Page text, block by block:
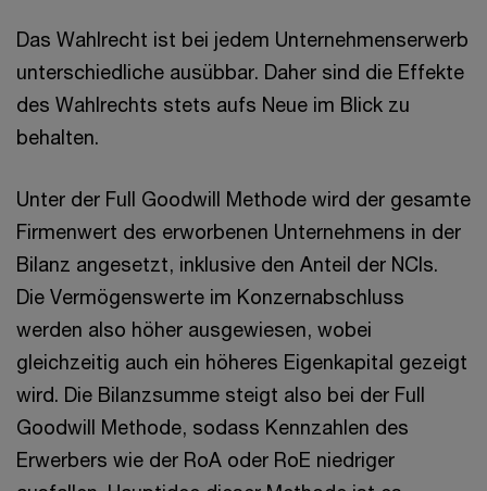
Das Wahlrecht ist bei jedem Unternehmenserwerb
unterschiedliche ausübbar. Daher sind die Effekte
des Wahlrechts stets aufs Neue im Blick zu
behalten.
Unter der Full Goodwill Methode wird der gesamte
Firmenwert des erworbenen Unternehmens in der
Bilanz angesetzt, inklusive den Anteil der NCIs.
Die Vermögenswerte im Konzernabschluss
werden also höher ausgewiesen, wobei
gleichzeitig auch ein höheres Eigenkapital gezeigt
wird. Die Bilanzsumme steigt also bei der Full
Goodwill Methode, sodass Kennzahlen des
Erwerbers wie der RoA oder RoE niedriger